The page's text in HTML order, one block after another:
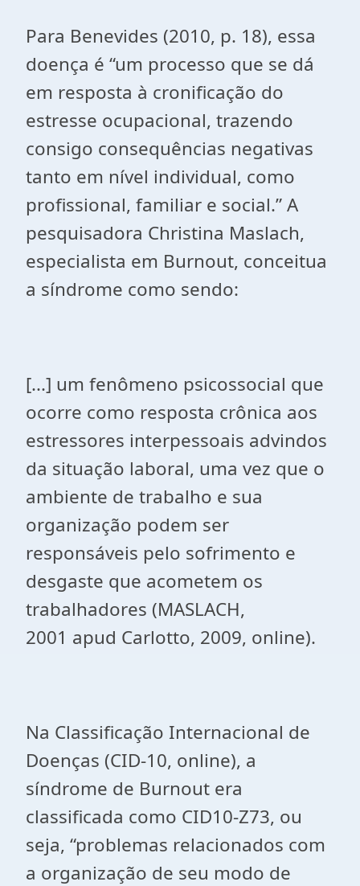
Para Benevides (2010, p. 18), essa
doença é “um processo que se dá
em resposta à cronificação do
estresse ocupacional, trazendo
consigo consequências negativas
tanto em nível individual, como
profissional, familiar e social.” A
pesquisadora Christina Maslach,
especialista em Burnout, conceitua
a síndrome como sendo:
[...] um fenômeno psicossocial que
ocorre como resposta crônica aos
estressores interpessoais advindos
da situação laboral, uma vez que o
ambiente de trabalho e sua
organização podem ser
responsáveis pelo sofrimento e
desgaste que acometem os
trabalhadores (MASLACH,
2001 apud Carlotto, 2009, online).
Na Classificação Internacional de
Doenças (CID-10, online), a
síndrome de Burnout era
classificada como CID10-Z73, ou
seja, “problemas relacionados com
a organização de seu modo de